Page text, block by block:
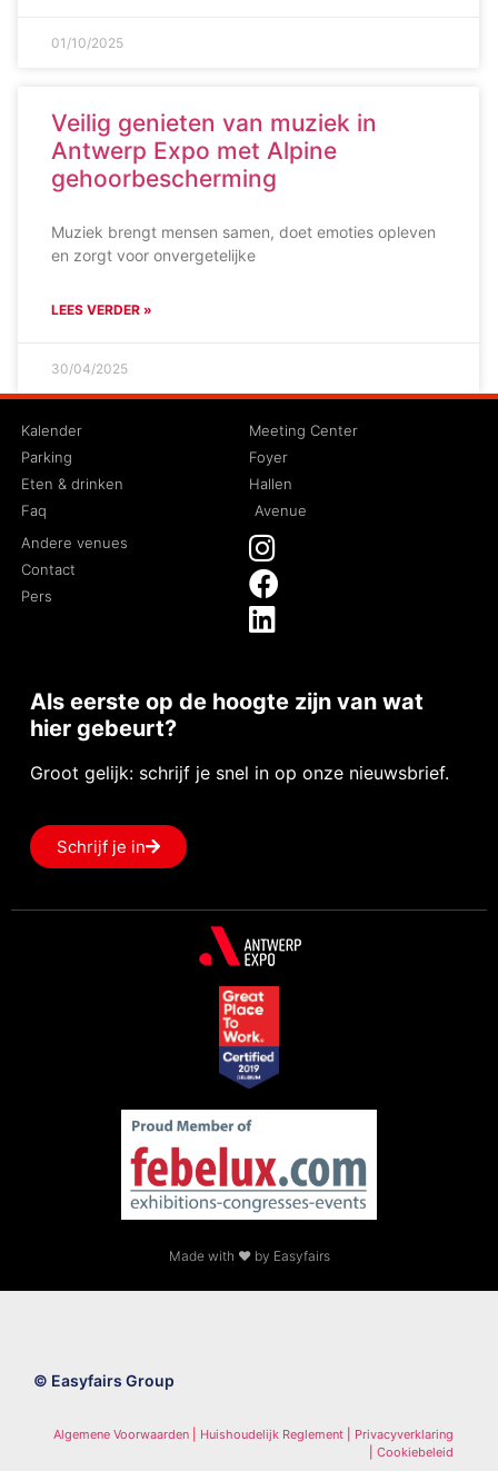
01/10/2025
Veilig genieten van muziek in
Antwerp Expo met Alpine
gehoorbescherming
Muziek brengt mensen samen, doet emoties opleven
en zorgt voor onvergetelijke
LEES VERDER »
30/04/2025
Kalender
Parking
Eten & drinken
Faq
Meeting Center
Foyer
Hallen
Avenue
Andere venues
Contact
Pers
Als eerste op de hoogte zijn van wat
hier gebeurt?
Groot gelijk: schrijf je snel in op onze nieuwsbrief.
Schrijf je in
Made with ❤ by Easyfairs
© Easyfairs Group
Algemene Voorwaarden Huishoudelijk Reglement
Privacyverklaring
Cookiebeleid